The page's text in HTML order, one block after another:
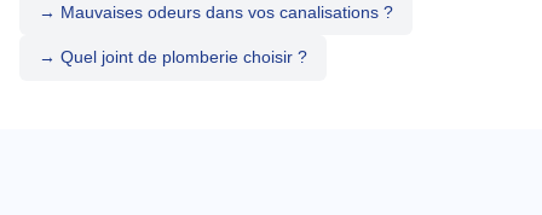
→ Mauvaises odeurs dans vos canalisations ?
→ Quel joint de plomberie choisir ?